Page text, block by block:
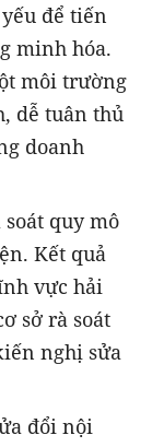
để tiến
minh hóa.
môi trường
dễ tuân thủ
doanh
quy mô
Kết quả
vực hải
sở rà soát
nghị sửa
đổi nội